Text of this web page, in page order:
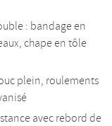
: bandage en
chape en tôle
plein, roulements
avec rebord de